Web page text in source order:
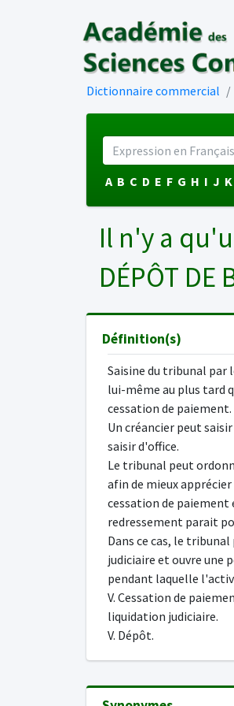
Dictionnaire commercial
A B C D E F G H I J K
Il n'y a
DÉPÔT DE
Définition(s)
Saisine du tribunal
lui-même au plus tard
cessation de paiement.
Un créancier peut
saisir d'office.
Le tribunal peut
afin de mieux
cessation de paiement
redressement parait
Dans ce cas, le
judiciaire et ouvre une
pendant laquelle
V. Cessation de
liquidation judiciaire.
V. Dépôt.